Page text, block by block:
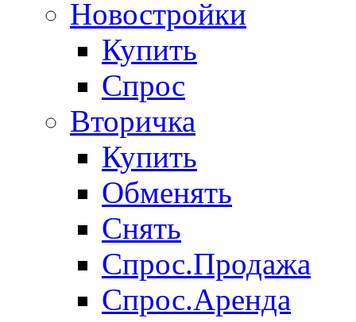
Новостройки
Купить
Спрос
Вторичка
Купить
Обменять
Снять
Спрос.Продажа
Спрос.Аренда